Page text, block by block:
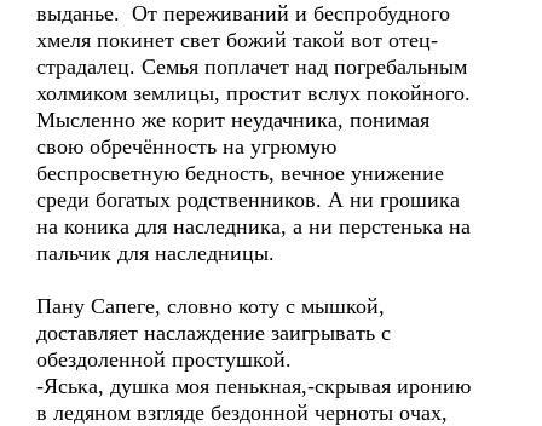
выданье. От переживаний и беспробудного
хмеля покинет свет божий такой вот отец-
страдалец. Семья поплачет над погребальным
холмиком землицы, простит вслух покойного.
Мысленно же корит неудачника, понимая
свою обречённость на угрюмую
беспросветную бедность, вечное унижение
среди богатых родственников. А ни грошика
на коника для наследника, а ни перстенька на
пальчик для наследницы.
Пану Сапеге, словно коту с мышкой,
доставляет наслаждение заигрывать с
обездоленной простушкой.
-Яська, душка моя пенькная,-скрывая иронию
в ледяном взгляде бездонной черноты очах,